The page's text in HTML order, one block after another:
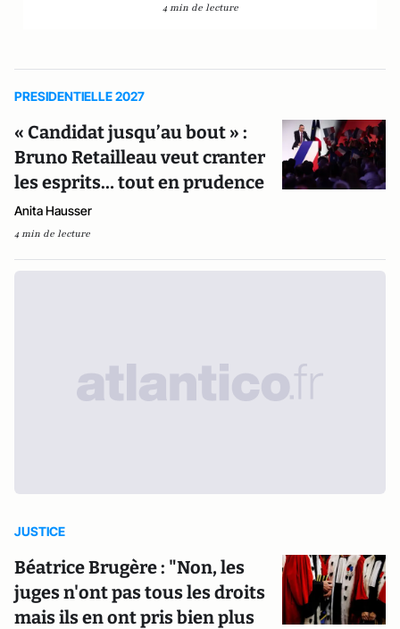
4 min de lecture
PRESIDENTIELLE 2027
« Candidat jusqu’au bout » :
Bruno Retailleau veut cranter
les esprits… tout en prudence
Anita Hausser
4 min de lecture
JUSTICE
Béatrice Brugère : "Non, les
juges n'ont pas tous les droits
mais ils en ont pris bien plus